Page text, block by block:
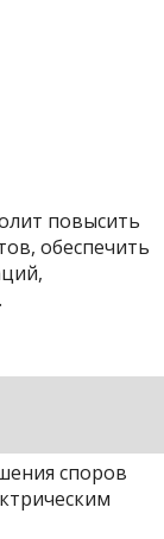
повысить
обеспечить
споров